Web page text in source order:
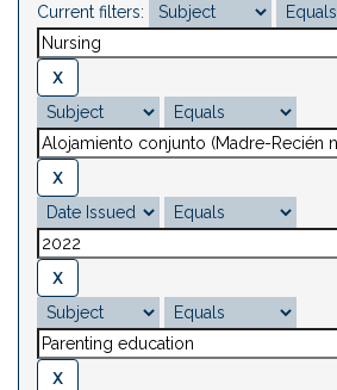
Current filters: